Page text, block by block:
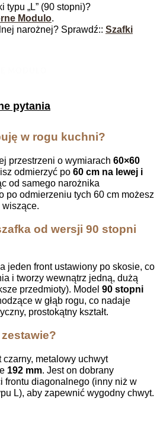
typu „L” (90 stopni)?
Modulo
narożnej? Sprawdź:: Szafki
pytania
w rogu kuchni?
przestrzeni o wymiarach 60×60
odmierzyć po 60 cm na lewej i
od samego narożnika
po odmierzeniu tych 60 cm możesz
od wersji 90 stopni
jeden front ustawiony po skosie, co
i tworzy wewnątrz jedną, dużą
przedmioty). Model 90 stopni
w głąb rogu, co nadaje
prostokątny kształt.
czarny, metalowy uchwyt
192 mm. Jest on dobrany
frontu diagonalnego (inny niż w
L), aby zapewnić wygodny chwyt.